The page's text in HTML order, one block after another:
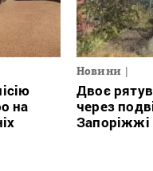
на
Новини
Двоє
через
Запоріжжі